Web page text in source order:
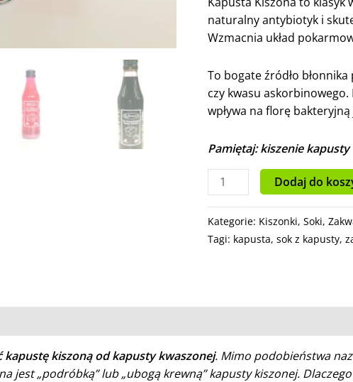
naturalny antybiotyk i
Wzmacnia układ
To bogate źródło
czy kwasu
wpływa na florę
Pamiętaj: kiszenie
Dodaj do
Kategorie: Kiszonki,Soki,
Tagi: kapusta,sok z kapusty,
kapustę kiszoną od kapusty kwaszonej. Mimo podobieństwa
jest „podróbką” lub „ubogą krewną” kapusty kiszonej.